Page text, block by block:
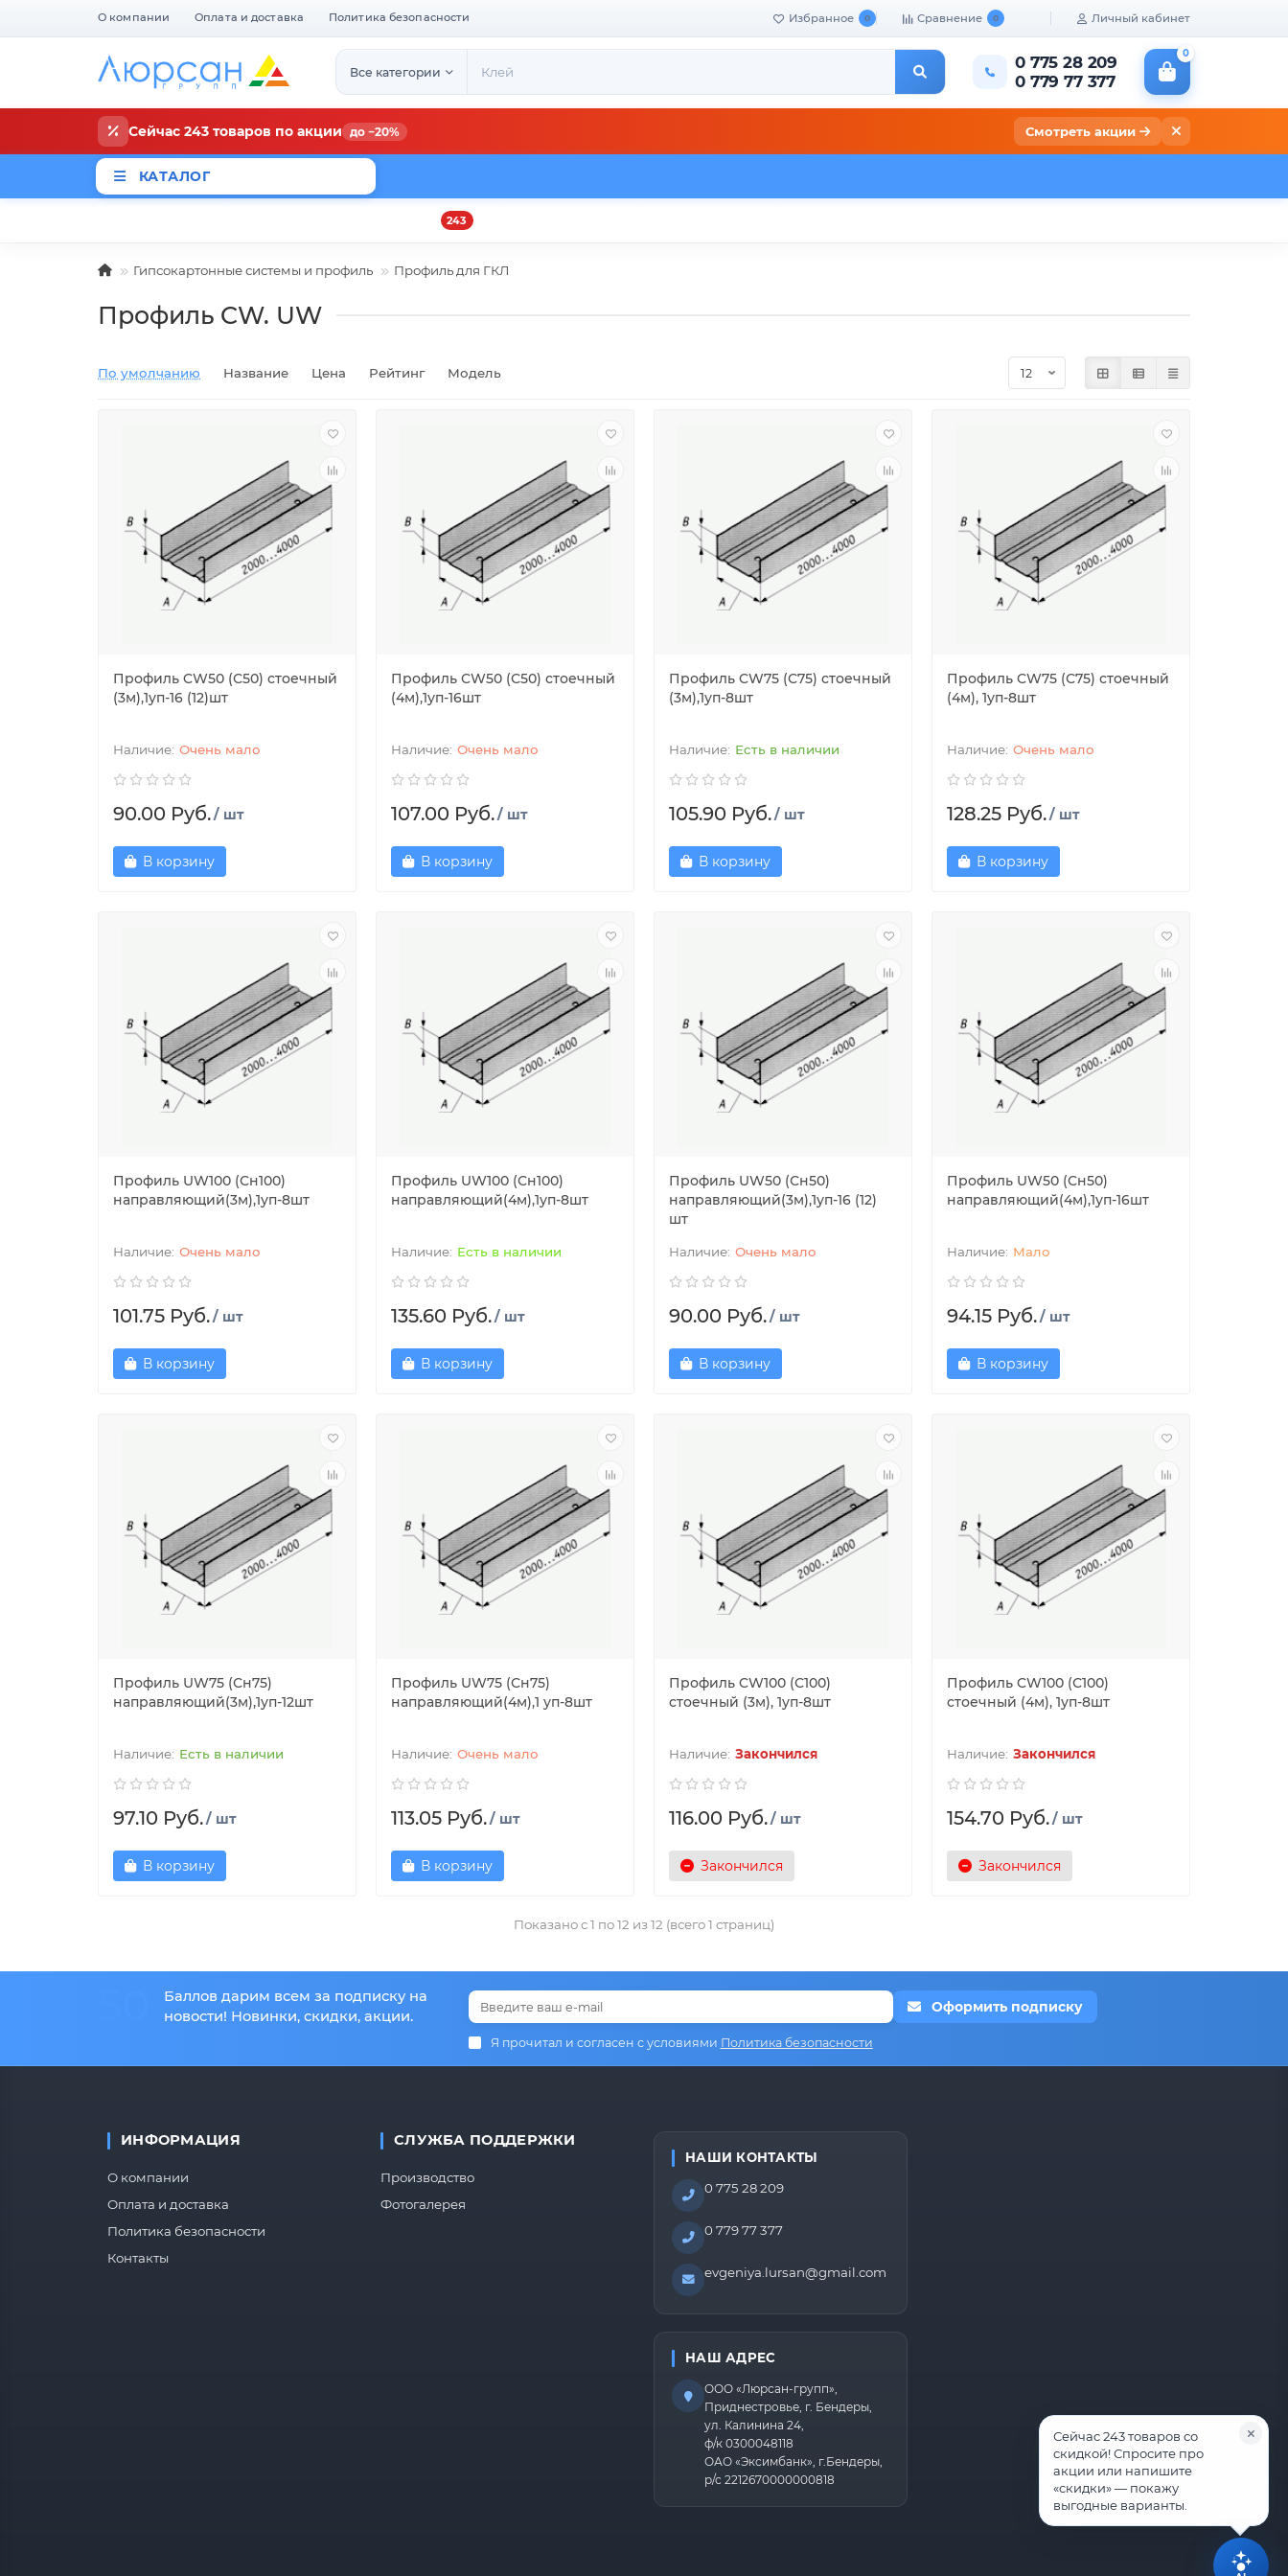
О компании Оплата и доставка Политика безопасности Избранное 0 Сравнение 0 Личный кабинет
Все категории
0 775 28 209
0 779 77 377
0
Сейчас 243 товаров по акции до −20% Смотреть акции
КАТАЛОГ
243
Гипсокартонные системы и профиль Профиль для ГКЛ
Профиль CW. UW
По умолчанию Название Цена Рейтинг Модель
Профиль CW50 (С50) стоечный
(3м),1уп-16 (12)шт
Очень мало
90.00 Руб./ шт
В корзину
Профиль CW50 (С50) стоечный
(4м),1уп-16шт
Очень мало
107.00 Руб./ шт
В корзину
Профиль CW75 (С75) стоечный
(3м),1уп-8шт
Есть в наличии
105.90 Руб./ шт
В корзину
Профиль CW75 (С75) стоечный
(4м), 1уп-8шт
Очень мало
128.25 Руб./ шт
В корзину
Профиль UW100 (Сн100)
направляющий(3м),1уп-8шт
Очень мало
101.75 Руб./ шт
В корзину
Профиль UW100 (Сн100)
направляющий(4м),1уп-8шт
Есть в наличии
135.60 Руб./ шт
В корзину
Профиль UW50 (Сн50)
направляющий(3м),1уп-16 (12)
шт
Очень мало
90.00 Руб./ шт
В корзину
Профиль UW50 (Сн50)
направляющий(4м),1уп-16шт
Мало
94.15 Руб./ шт
В корзину
Профиль UW75 (Сн75)
направляющий(3м),1уп-12шт
Есть в наличии
97.10 Руб./ шт
В корзину
Профиль UW75 (Сн75)
направляющий(4м),1 уп-8шт
Очень мало
113.05 Руб./ шт
В корзину
Профиль CW100 (С100)
стоечный (3м), 1уп-8шт
Закончился
116.00 Руб./ шт
Закончился
Профиль CW100 (С100)
стоечный (4м), 1уп-8шт
Закончился
154.70 Руб./ шт
Закончился
Показано с 1 по 12 из 12 (всего 1 страниц)
Баллов дарим всем за подписку на
новости! Новинки, скидки, акции.
Оформить подписку
Я прочитал и согласен с условиями Политика безопасности
ИНФОРМАЦИЯ
О компании
Оплата и доставка
Политика безопасности
Контакты
СЛУЖБА ПОДДЕРЖКИ
Производство
Фотогалерея
НАШИ КОНТАКТЫ
0 775 28 209
0 779 77 377
evgeniya.lursan@gmail.com
НАШ АДРЕС
ООО «Люрсан-групп»,
Приднестровье, г. Бендеры,
ул. Калинина 24,
ф/к 0300048118
ОАО «Эксимбанк», г.Бендеры,
р/с 2212670000000818
Сейчас 243 товаров со
скидкой! Спросите про
акции или напишите
«скидки» — покажу
выгодные варианты.